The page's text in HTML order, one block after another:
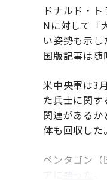
ドナルド・
Nに対して「
い姿勢も示
国版記事は随
米中央軍は3
た兵士に関
関連がある
体も回収した。
ペンタゴン